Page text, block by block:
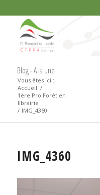
Blog - A la une
Vous êtes ici :
Accueil /
1ère Pro Forêt en
librairie
/ IMG_4360
IMG_4360